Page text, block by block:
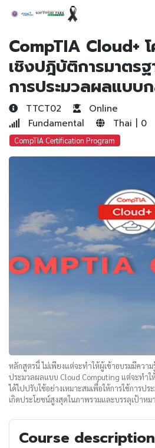
CompTIA Cloud+
เชิงปฎิบัติการมาตร
การประมวลผลแบบ
TTCT02
Online
Fundamental
Thai | 0
CompTIA Certification Program
หลักสูตรนี้ ไม่เพียงแต่จะทำให้ผู้เข้าอบรมมีความ
ประมวลผลแบบ Cloud Computing แต่จะทำใ
ได้ไปปรับใช้อย่างเหมาะสมเพื่อให้การใช้การป
เกิดประโยชน์สูงสุดในภาพรวมและบรรลุเป้าหม
Course description